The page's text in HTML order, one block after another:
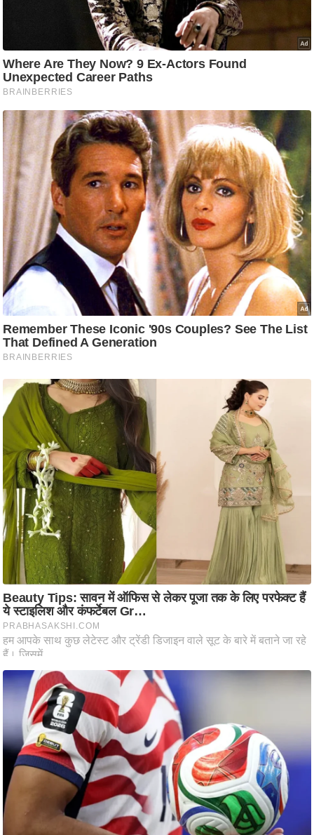
श
न
घ
रे
लू
नु
स्खे
प
र्य
ट
न
स्थ
ल
ट
ने
स
त्रा
रि
ले
श
न
शि
प
रा
ज
नी
ति
वि
श्ले
ष
ण
स
म
सा
म
यि
क
मा